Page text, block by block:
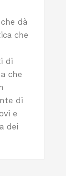
dà
che
di
che
di
e
dei